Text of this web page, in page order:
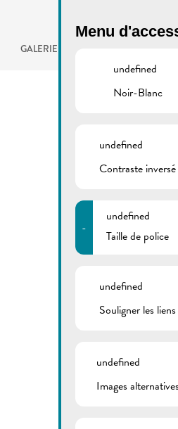
GALERIE
Menu
undefined
Noir-Blanc
undefined
Contraste inversé
-
undefined
Taille de police
undefined
Souligner les liens
undefined
Images alternatives